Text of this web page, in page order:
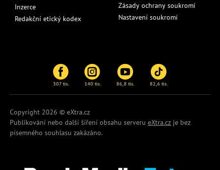
Inzerce
Redakční etický kodex
Zásady ochrany soukromí
Nastavení soukromí
307 tis. 140 tis. 86,8 tis. 82,6 tis.
Copyright 2026 © eXtra.cz
Publikování nebo další šíření obsahu serveru eXtra.cz je bez
písemného souhlasu zakázáno.